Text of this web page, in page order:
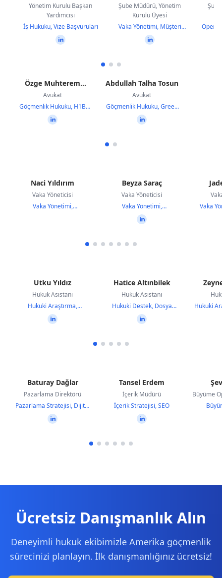
Yönetim Kurulu Başkan
Yardımcısı
İş Hukuku, Vize Başvuruları
Şube Müdürü, Yönetim
Kurulu Üyesi
Vaka Yönetimi, Müşteri
İlişkileri
Özge Muhterem
Uluduz
Avukat
Göçmenlik Hukuku, H1B
Vize
Abdullah Talha Tosun
Avukat
Göçmenlik Hukuku, Green
Card
Naci Yıldırım
Vaka Yöneticisi
Vaka Yönetimi,
Beyza Saraç
Vaka Yöneticisi
Vaka Yönetimi,
Faturalandırma
Vaka
Utku Yıldız
Hukuk Asistanı
Hukuki Araştırma,
Dokümantasyon
Hatice Altınbilek
Hukuk Asistanı
Hukuki Destek, Dosya
Yönetimi
Hukuki
Baturay Dağlar
Pazarlama Direktörü
Pazarlama Stratejisi, Dijital
Pazarlama
Tansel Erdem
İçerik Müdürü
İçerik Stratejisi, SEO
Büyüme
Ücretsiz Danışmanlık Alın
Deneyimli hukuk ekibimizle Amerika göçmenlik
sürecinizi planlayın. İlk danışmanlığınız ücretsiz!